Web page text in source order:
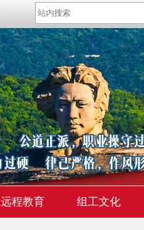
远程教育 组工文化